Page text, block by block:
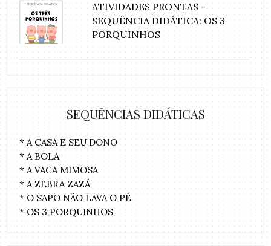
ATIVIDADES PRONTAS -
SEQUÊNCIA DIDÁTICA: OS 3
PORQUINHOS
SEQUÊNCIAS DIDÁTICAS
* A CASA E SEU DONO
* A BOLA
* A VACA MIMOSA
* A ZEBRA ZAZÁ
* O SAPO NÃO LAVA O PÉ
* OS 3 PORQUINHOS